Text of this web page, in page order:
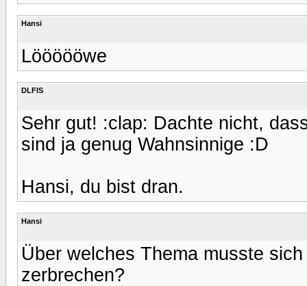
Hansi
Löööööwe
DLFIS
Sehr gut! :clap: Dachte nicht,
sind ja genug Wahnsinnige :D
Hansi, du bist dran.
Hansi
Über welches Thema musste
zerbrechen?